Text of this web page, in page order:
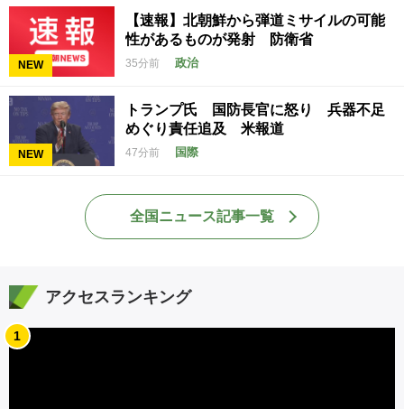
NEW
【速報】北朝鮮から弾道ミサイルの可能
性があるものが発射 防衛省
35分前 政治
NEW
トランプ氏 国防長官に怒り 兵器不足
めぐり責任追及 米報道
47分前 国際
全国ニュース記事一覧
アクセスランキング
1